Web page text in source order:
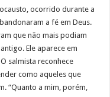
ocorrido durante a
a fé em Deus.
que não mais podiam
Ele aparece em
salmista reconhece
como aqueles que
“Quanto a mim, porém,